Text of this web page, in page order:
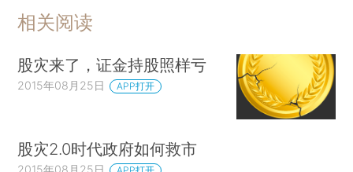
相关阅读
股灾来了，证金持股照样亏
2015年08月25日 APP打开
股灾2.0时代政府如何救市
2015年08月25日